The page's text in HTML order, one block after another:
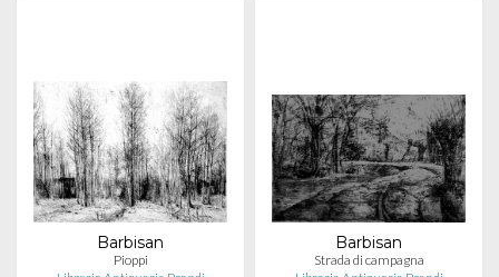
Barbisan
Pioppi
Barbisan
Strada di campagna